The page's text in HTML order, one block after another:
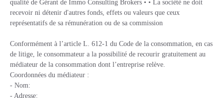
qualité de Gérant de Immo Consulting Brokers • • La société ne doit
recevoir ni détenir d'autres fonds, effets ou valeurs que ceux
représentatifs de sa rémunération ou de sa commission
Conformément à l’article L. 612-1 du Code de la consommation, en cas
de litige, le consommateur a la possibilité de recourir gratuitement au
médiateur de la consommation dont l’entreprise relève.
Coordonnées du médiateur :
- Nom:
- Adresse: